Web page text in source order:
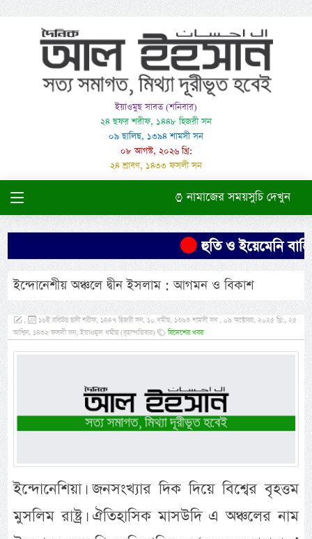
ইয়াওমুছ সাবত (শনিবার)
২৪ ছফর শরীফ, ১৪৪৮ হিজরী সন
০৯ ছালিছ, ১৩৯৪ শামসী সন
০৮ আগস্ট, ২০২৬ খ্রি:
২৪ শ্রাবণ, ১৪৩৩ ফসলী সন
নামাজের সময়সুচি দেখুন
হুতি ও ইয়েমেনি
ইন্দোনেশীয় অঞ্চলে দ্বীন ইসলাম : আগমন ও বিকাশ
,
১৬ই রবিউছ ছানী শরীফ, ১৪৪৭ হিজরী সন, ১০ খমীছ, ১৩৯৩ শামসী সন , ০৯ অক্টোবর, ২০২৫ খ্রি:, ২৫
আশ্বিন, ১৪৩২ ফসলী সন, ইয়াওমুল খমীছ (বৃহস্পতিবার)
বিদেশের খবর
ইন্দোনেশিয়া। জনসংখ্যার দিক দিয়ে বিশ্বের বৃহত্তম
মুসলিম রাষ্ট্র। ঐতিহাসিক মাসউদি এ অঞ্চলের নাম